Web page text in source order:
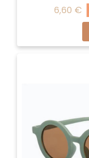
6,60 €